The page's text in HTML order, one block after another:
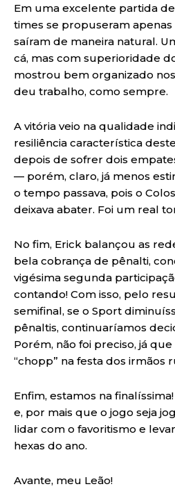
Em uma excelente partida
times se propuseram apenas
saíram de maneira natural.
cá, mas com superioridade
mostrou bem organizado
deu trabalho, como sempre.
A vitória veio na qualidade
resiliência característica
depois de sofrer dois
— porém, claro, já menos
o tempo passava, pois o
deixava abater. Foi um real
No fim, Erick balançou as
bela cobrança de pênalti,
vigésima segunda
contando! Com isso, pelo
semifinal, se o Sport
pênaltis, continuaríamos
Porém, não foi preciso, já
“chopp” na festa dos irmãos
Enfim, estamos na
e, por mais que o jogo seja
lidar com o favoritismo e
hexas do ano.
Avante, meu Leão!